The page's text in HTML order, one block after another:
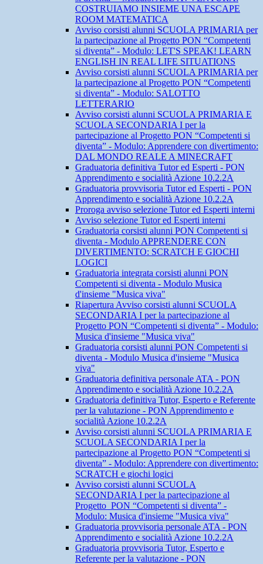
COSTRUIAMO INSIEME UNA ESCAPE
ROOM MATEMATICA
Avviso corsisti alunni SCUOLA PRIMARIA per
la partecipazione al Progetto PON “Competenti
si diventa” - Modulo: LET'S SPEAK! LEARN
ENGLISH IN REAL LIFE SITUATIONS
Avviso corsisti alunni SCUOLA PRIMARIA per
la partecipazione al Progetto PON “Competenti
si diventa” - Modulo: SALOTTO
LETTERARIO
Avviso corsisti alunni SCUOLA PRIMARIA E
SCUOLA SECONDARIA I per la
partecipazione al Progetto PON “Competenti si
diventa” - Modulo: Apprendere con divertimento:
DAL MONDO REALE A MINECRAFT
Graduatoria definitiva Tutor ed Esperti - PON
Apprendimento e socialità Azione 10.2.2A
Graduatoria provvisoria Tutor ed Esperti - PON
Apprendimento e socialità Azione 10.2.2A
Proroga avviso selezione Tutor ed Esperti interni
Avviso selezione Tutor ed Esperti interni
Graduatoria corsisti alunni PON Competenti si
diventa - Modulo APPRENDERE CON
DIVERTIMENTO: SCRATCH E GIOCHI
LOGICI
Graduatoria integrata corsisti alunni PON
Competenti si diventa - Modulo Musica
d'insieme "Musica viva"
Riapertura Avviso corsisti alunni SCUOLA
SECONDARIA I per la partecipazione al
Progetto PON “Competenti si diventa” - Modulo:
Musica d'insieme "Musica viva"
Graduatoria corsisti alunni PON Competenti si
diventa - Modulo Musica d'insieme "Musica
viva"
Graduatoria definitiva personale ATA - PON
Apprendimento e socialità Azione 10.2.2A
Graduatoria definitiva Tutor, Esperto e Referente
per la valutazione - PON Apprendimento e
socialità Azione 10.2.2A
Avviso corsisti alunni SCUOLA PRIMARIA E
SCUOLA SECONDARIA I per la
partecipazione al Progetto PON “Competenti si
diventa” - Modulo: Apprendere con divertimento:
SCRATCH e giochi logici
Avviso corsisti alunni SCUOLA
SECONDARIA I per la partecipazione al
Progetto PON “Competenti si diventa” -
Modulo: Musica d'insieme "Musica viva"
Graduatoria provvisoria personale ATA - PON
Apprendimento e socialità Azione 10.2.2A
Graduatoria provvisoria Tutor, Esperto e
Referente per la valutazione - PON